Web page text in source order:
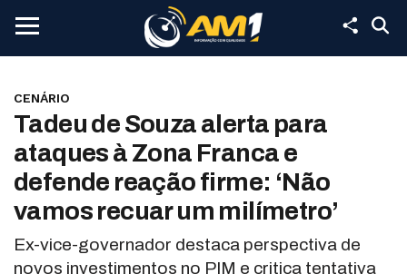
CENÁRIO
Tadeu de Souza alerta para
ataques à Zona Franca e
defende reação firme: ‘Não
vamos recuar um milímetro’
Ex-vice-governador destaca perspectiva de
novos investimentos no PIM e critica tentativa